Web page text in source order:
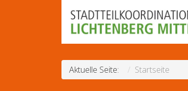
Aktuelle Seite: Startseite